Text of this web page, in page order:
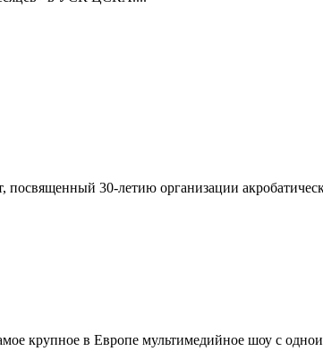
30-летию организации
крупное в Европе мультимедийное шоу с